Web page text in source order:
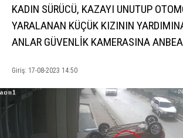
KADIN SÜRÜCÜ, KAZAYI UNUTUP
YARALANAN KÜÇÜK KIZININ
ANLAR GÜVENLİK KAMERASINA
Giriş: 17-08-2023 14:50